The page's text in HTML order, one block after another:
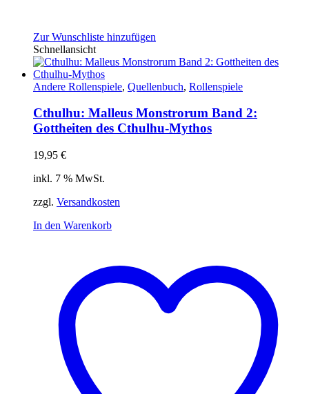
Zur Wunschliste hinzufügen
Schnellansicht
Andere Rollenspiele, Quellenbuch, Rollenspiele
Cthulhu: Malleus Monstrorum Band 2:
Gottheiten des Cthulhu-Mythos
19,95 €
inkl. 7 % MwSt.
zzgl. Versandkosten
In den Warenkorb